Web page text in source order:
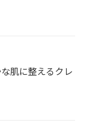
肌に整えるクレ